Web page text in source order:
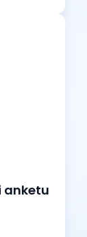
anketu